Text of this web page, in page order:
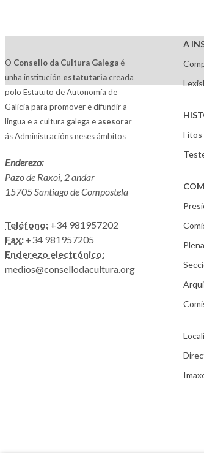
O Consello da Cultura Galega é
unha institución estatutariacreada
polo Estatuto de Autonomía de
Galicia para promover e difundir a
lingua e a cultura galega e asesorar
ás Administracións neses ámbitos
Enderezo:
Pazo de Raxoi, 2 andar
15705 Santiago de Compostela
Teléfono: +34 981957202
Fax: +34 981957205
Enderezo electrónico:
medios@consellodacultura.org
A
Fitos